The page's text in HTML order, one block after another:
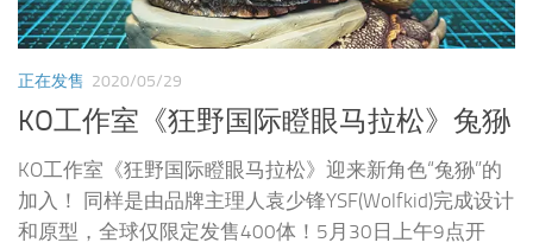
正在发售 2020/05/29
KO工作室《狂野国际瞪眼马拉松》兔狲
KO工作室《狂野国际瞪眼马拉松》迎来新角色“兔狲”的
加入！ 同样是由品牌主理人袁少锋YSF(Wolfkid)完成设计
和原型，全球仅限定发售400体！5月30日上午9点开